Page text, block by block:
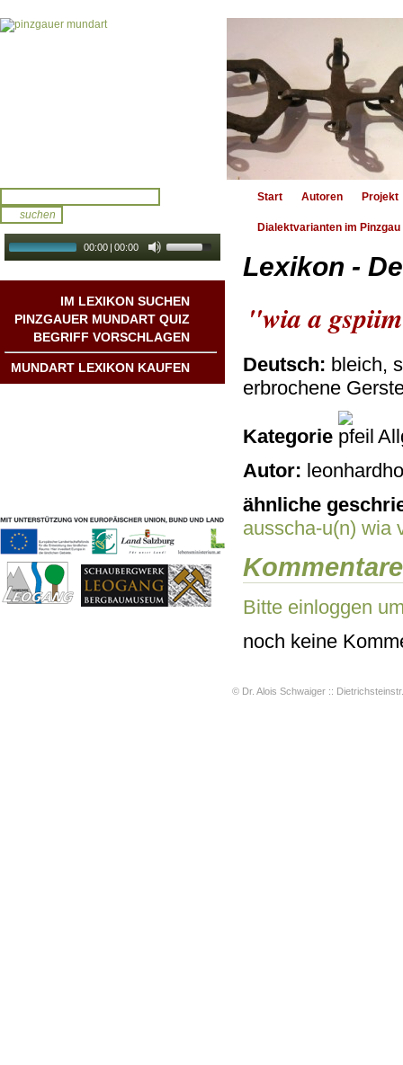
00:00 | 00:00
IM LEXIKON SUCHEN
PINZGAUER MUNDART QUIZ
BEGRIFF VORSCHLAGEN
MUNDART LEXIKON KAUFEN
Start Autoren Projekt
Dialektvarianten im Pinzgau
Lexikon -
"wia a
Deutsch: bleich,
erbrochene
Kategorie
Autor:
ähnliche
ausscha-u(n) wia
Kommentare
Bitte einloggen
noch keine
© Dr. Alois Schwaiger ::